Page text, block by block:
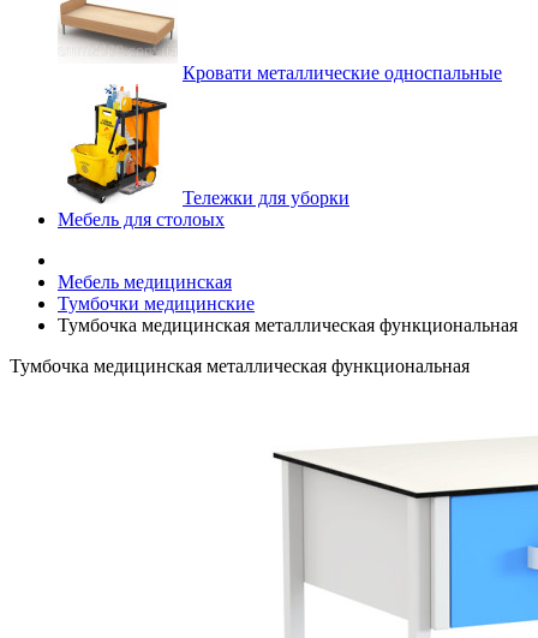
Кровати металлические односпальные
Тележки для уборки
Мебель для столоых
Мебель медицинская
Тумбочки медицинские
Тумбочка медицинская металлическая функциональная
Тумбочка медицинская металлическая функциональная